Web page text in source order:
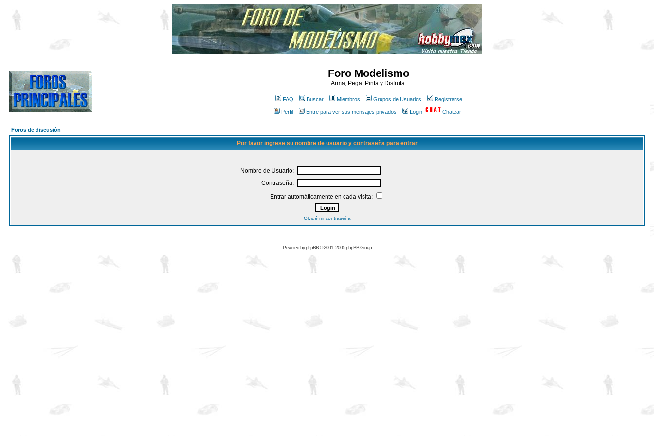
Foro Modelismo
Arma, Pega, Pinta y Disfruta.
FAQ Buscar Miembros Grupos de Usuarios Registrarse
Perfil Entre para ver sus mensajes privados Login Chatear
Foros de discusión
Por favor ingrese su nombre de usuario y contraseña para entrar
Nombre de Usuario:
Contraseña:
Entrar automáticamente en cada visita:
Olvidé mi contraseña
Powered byphpBB© 2001, 2005 phpBB Group